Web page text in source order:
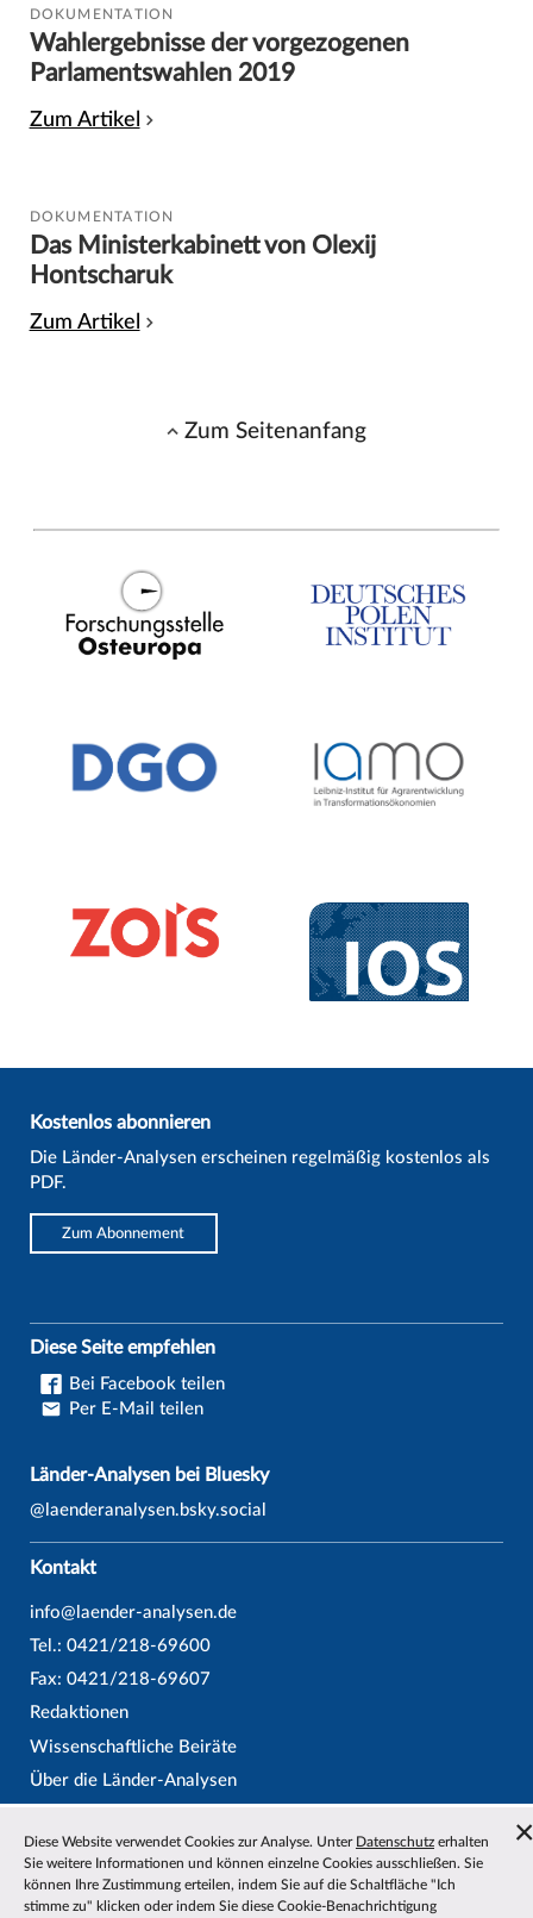
DOKUMENTATION
Wahlergebnisse der vorgezogenen
Parlamentswahlen 2019
Zum Artikel
DOKUMENTATION
Das Ministerkabinett von Olexij
Hontscharuk
Zum Artikel
Zum Seitenanfang
Kostenlos abonnieren
Die Länder-Analysen erscheinen regelmäßig kostenlos als
PDF.
Zum Abonnement
Diese Seite empfehlen
Bei Facebook teilen
Per E-Mail teilen
Länder-Analysen bei Bluesky
@laenderanalysen.bsky.social
Kontakt
info@laender-analysen.de
Tel.: 0421/218-69600
Fax: 0421/218-69607
Redaktionen
Wissenschaftliche Beiräte
Über die Länder-Analysen
Diese Website verwendet Cookies zur Analyse. Unter Datenschutz erhalten
Sie weitere Informationen und können einzelne Cookies ausschließen. Sie
können Ihre Zustimmung erteilen, indem Sie auf die Schaltfläche "Ich
stimme zu" klicken oder indem Sie diese Cookie-Benachrichtigung